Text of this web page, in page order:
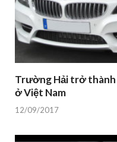
Trường Hải trở thành
ở Việt Nam
12/09/2017